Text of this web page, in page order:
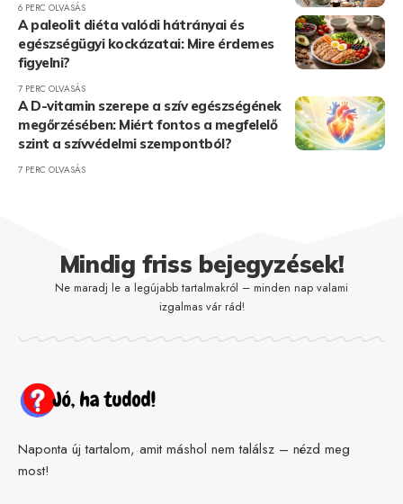
6 PERC OLVASÁS
A paleolit diéta valódi hátrányai és
egészségügyi kockázatai: Mire érdemes
figyelni?
7 PERC OLVASÁS
A D-vitamin szerepe a szív egészségének
megőrzésében: Miért fontos a megfelelő
szint a szívvédelmi szempontból?
7 PERC OLVASÁS
Mindig friss bejegyzések!
Ne maradj le a legújabb tartalmakról – minden nap valami
izgalmas vár rád!
Naponta új tartalom, amit máshol nem találsz – nézd meg
most!